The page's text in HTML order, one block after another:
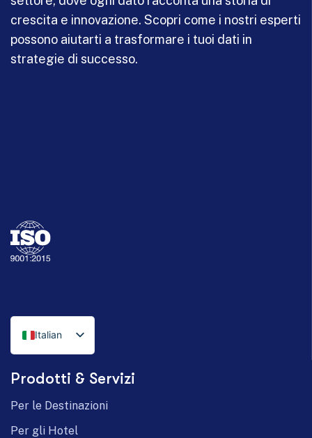
crescita e innovazione. Scopri come i nostri esperti
possono aiutarti a trasformare i tuoi dati in
strategie di successo.
Italian
English
German
Prodotti & Servizi
Per le Destinazioni
Per gli Hotel